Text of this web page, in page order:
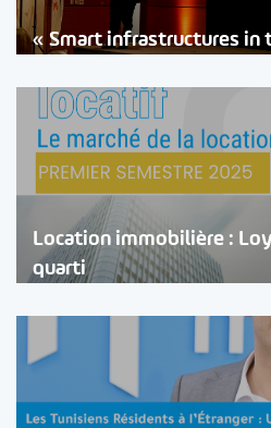
« Smart infrastructures in
Location immobilière :
quarti